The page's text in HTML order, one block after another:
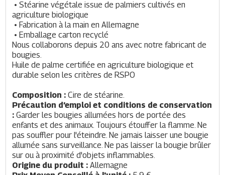
agriculture biologique
• Fabrication à la main en Allemagne
• Emballage carton recyclé
Nous collaborons depuis 20 ans avec notre fabricant de
bougies.
Huile de palme certifiée en agriculture biologique et
durable selon les critères de RSPO
Composition : Cire de stéarine.
Précaution d’emploi et conditions de conservation
: Garder les bougies allumées hors de portée des
enfants et des animaux. Toujours étouffer la flamme. Ne
pas souffler pour l'éteindre. Ne jamais laisser une bougie
allumée sans surveillance. Ne pas laisser la bougie brûler
sur ou à proximité d'objets inflammables.
Origine du produit : Allemagne